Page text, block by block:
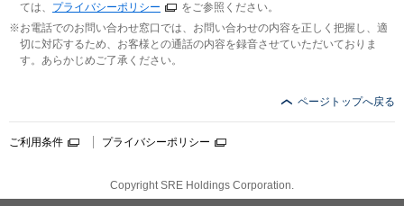
ては、 プライバシーポリシー
をご参照ください。
お電話でのお問い合わせ窓口では、お問い合わせの内容を正しく把握し、適
切に対応するため、お客様との通話の内容を録音させていただいておりま
す。あらかじめご了承ください。
ページトップへ戻る
ご利用条件 プライバシーポリシー
Copyright SRE Holdings Corporation.